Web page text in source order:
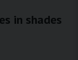
in shades